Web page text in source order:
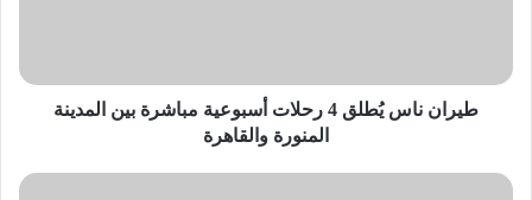
المدينة
المنورة
طيران ناس يُطلق 4 رحلات أسبوعية مباشرة بين المدينة
المنورة والقاهرة
«سدايا»: